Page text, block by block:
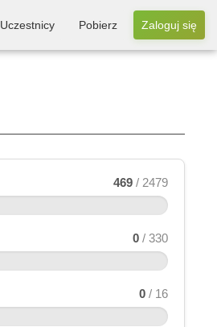
Uczestnicy Pobierz Zaloguj się
469 / 2479
0 / 330
0 / 16